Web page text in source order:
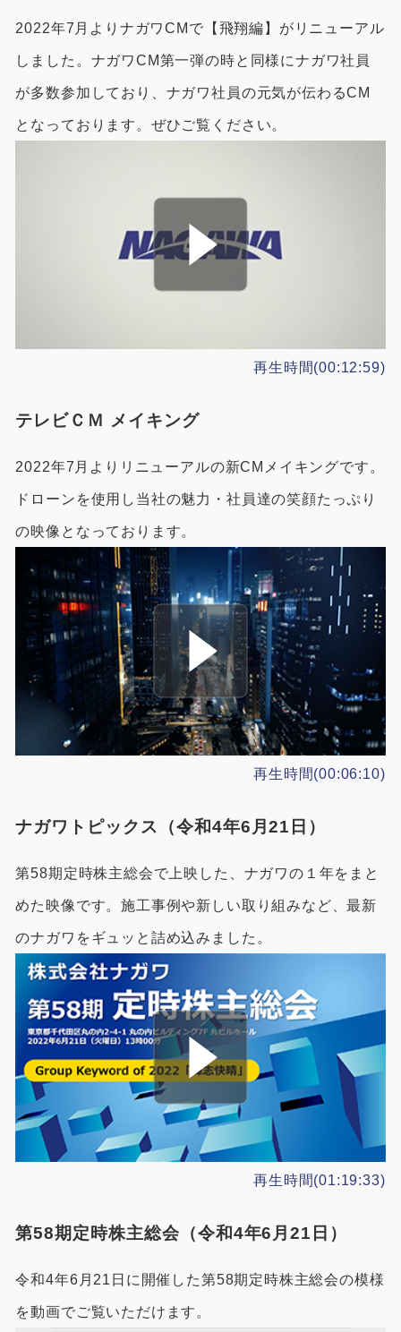
2022年7月よりナガワCMで【飛翔編】がリニューアル
しました。ナガワCM第一弾の時と同様にナガワ社員
が多数参加しており、ナガワ社員の元気が伝わるCM
となっております。ぜひご覧ください。
再生時間(00:12:59)
テレビＣＭ メイキング
2022年7月よりリニューアルの新CMメイキングです。
ドローンを使用し当社の魅力・社員達の笑顔たっぷり
の映像となっております。
再生時間(00:06:10)
ナガワトピックス（令和4年6月21日）
第58期定時株主総会で上映した、ナガワの１年をまと
めた映像です。施工事例や新しい取り組みなど、最新
のナガワをギュッと詰め込みました。
再生時間(01:19:33)
第58期定時株主総会（令和4年6月21日）
令和4年6月21日に開催した第58期定時株主総会の模様
を動画でご覧いただけます。